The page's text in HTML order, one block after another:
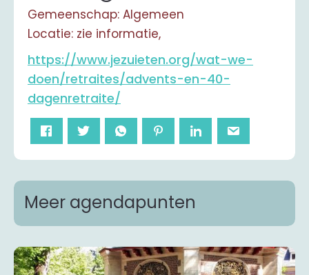
Gemeenschap: Algemeen
Locatie: zie informatie,
https://www.jezuieten.org/wat-we-
doen/retraites/advents-en-40-
dagenretraite/
Meer agendapunten